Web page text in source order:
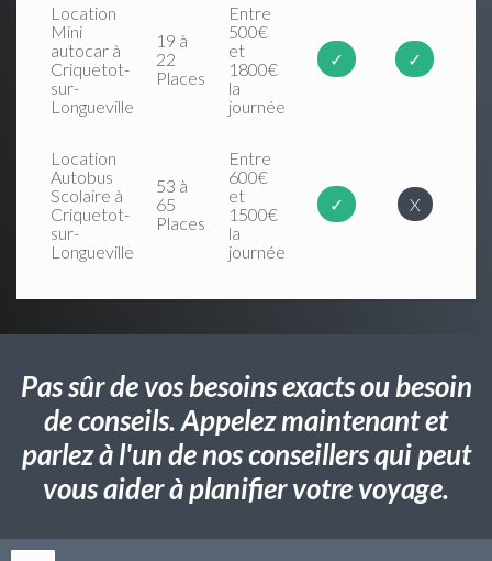
Location
Mini
autocar à
Criquetot-
sur-
Longueville
19 à
22
Places
Entre
500€
et
1800€
la
journée
✓ ✓
Location
Autobus
Scolaire à
Criquetot-
sur-
Longueville
53 à
65
Places
Entre
600€
et
1500€
la
journée
✓ X
Pas sûr de vos besoins exacts ou besoin
de conseils. Appelez maintenant et
parlez à l'un de nos conseillers qui peut
vous aider à planifier votre voyage.